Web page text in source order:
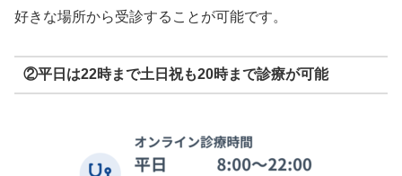
好きな場所から受診することが可能です。
②平日は22時まで土日祝も20時まで診療が可能